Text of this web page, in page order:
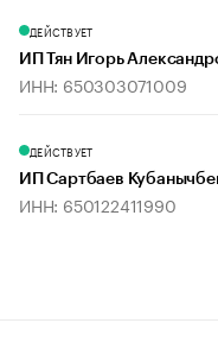
ДЕЙСТВУЕТ
ИП Тян Игорь
ИНН: 650303071009
ДЕЙСТВУЕТ
ИП Сартбаев
ИНН: 650122411990